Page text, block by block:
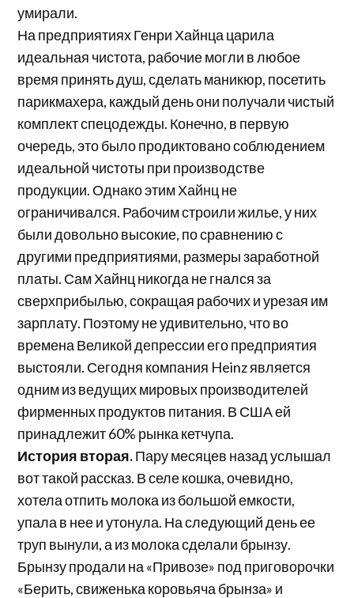
умирали.
На предприятиях Генри Хайнца царила
идеальная чистота, рабочие могли в любое
время принять душ, сделать маникюр, посетить
парикмахера, каждый день они получали чистый
комплект спецодежды. Конечно, в первую
очередь, это было продиктовано соблюдением
идеальной чистоты при производстве
продукции. Однако этим Хайнц не
ограничивался. Рабочим строили жилье, у них
были довольно высокие, по сравнению с
другими предприятиями, размеры заработной
платы. Сам Хайнц никогда не гнался за
сверхприбылью, сокращая рабочих и урезая им
зарплату. Поэтому не удивительно, что во
времена Великой депрессии его предприятия
выстояли. Сегодня компания Heinz является
одним из ведущих мировых производителей
фирменных продуктов питания. В США ей
принадлежит 60% рынка кетчупа.
История вторая.Пару месяцев назад услышал
вот такой рассказ. В селе кошка, очевидно,
хотела отпить молока из большой емкости,
упала в нее и утонула. На следующий день ее
труп вынули, а из молока сделали брынзу.
Брынзу продали на «Привозе» под приговорочки
«Берить, свиженька коровьяча брынза» и